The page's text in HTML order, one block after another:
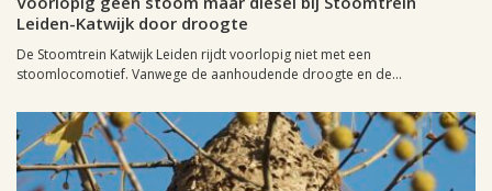
Leiden-Katwijk door droogte
De Stoomtrein Katwijk Leiden rijdt voorlopig niet met een
stoomlocomotief. Vanwege de aanhoudende droogte en de...